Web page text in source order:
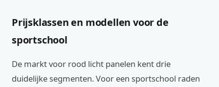
Prijsklassen en modellen voor de
sportschool
De markt voor rood licht panelen kent drie
duidelijke segmenten. Voor een sportschool raden